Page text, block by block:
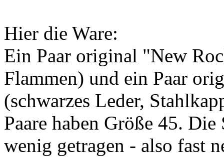
Hier die Ware:
Ein Paar original "New
Flammen) und ein Paar
(schwarzes Leder,
Paare haben Größe 45.
wenig getragen - also fast